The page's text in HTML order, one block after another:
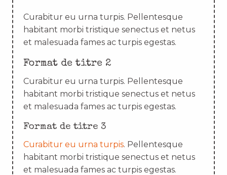
Curabitur eu urna turpis. Pellentesque
habitant morbi tristique senectus et netus
et malesuada fames ac turpis egestas.
Format de titre 2
Curabitur eu urna turpis. Pellentesque
habitant morbi tristique senectus et netus
et malesuada fames ac turpis egestas.
Format de titre 3
Curabitur eu urna turpis. Pellentesque
habitant morbi tristique senectus et netus
et malesuada fames ac turpis egestas.